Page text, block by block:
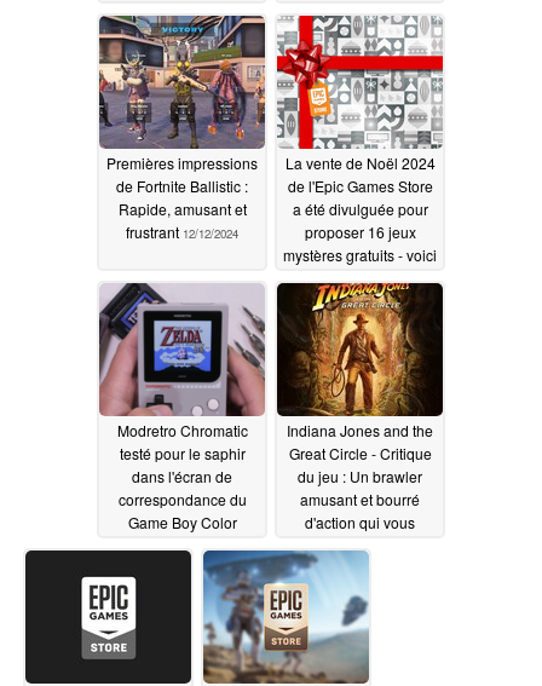
12/14/2024 12/13/2024
Premières impressions
de Fortnite Ballistic :
Rapide, amusant et
frustrant 12/12/2024
La vente de Noël 2024
de l'Epic Games Store
a été divulguée pour
proposer 16 jeux
mystères gratuits - voici
le programme12/12/2024
Modretro Chromatic
testé pour le saphir
dans l'écran de
correspondance du
Game Boy Color
12/06/2024
Indiana Jones and the
Great Circle - Critique
du jeu : Un brawler
amusant et bourré
d'action qui vous
tiendra en haleine
pendant des heures
12/06/2024